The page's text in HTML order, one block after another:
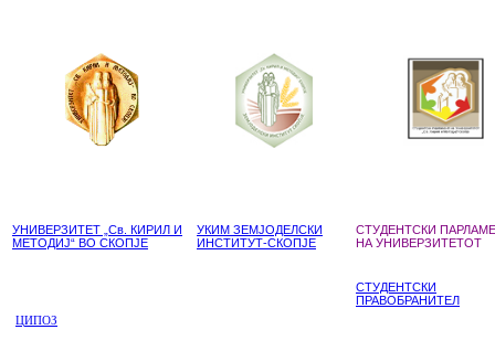
УНИВЕРЗИТЕТ „Св. КИРИЛ И
МЕТОДИЈ“ ВО СКОПЈЕ
УКИМ ЗЕМЈОДЕЛСКИ
ИНСТИТУТ-СКОПЈЕ
СТУДЕНТСКИ
НА УНИВЕРЗИТЕТОТ
СТУДЕНТСКИ
ПРАВОБРАНИТЕЛ
ЦИПОЗ